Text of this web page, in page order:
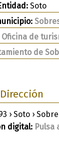
Soto
Oficina de
de
Dirección
› Soto ›
digital: Pulsa